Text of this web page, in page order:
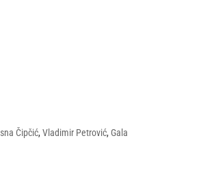
Čipčić, Vladimir Petrović, Gala